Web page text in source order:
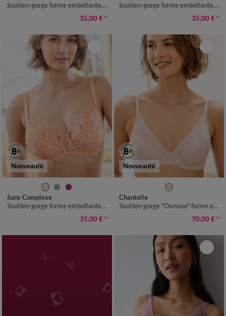
Soutien-gorge forme emboîtante dentelle unie Arum - avec armatures
35,00 € *
Soutien-gorge forme emboîtante dentelle unie Arum - avec armatures
35,00 € *
Nouveauté
Sans Complexe
Soutien-gorge forme emboîtante dentelle unie Arum - avec armatures
35,00 € *
Nouveauté
Chantelle
Soutien-gorge "Osmose" forme emboîtante dentelle et microfibre, avec armatures
70,00 € *